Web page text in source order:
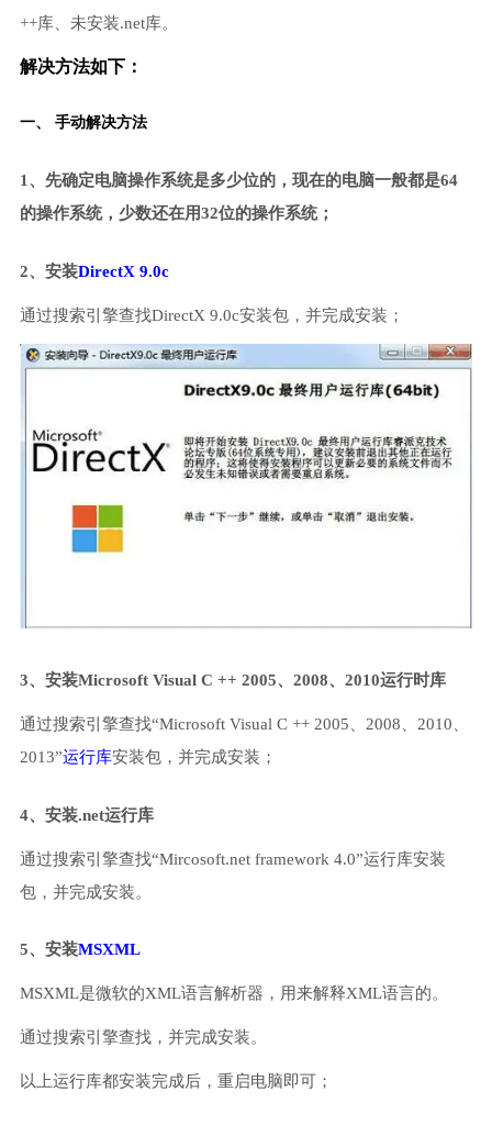
++库、未安装.net库。
解决方法如下：
一、 手动解决方法
1、先确定电脑操作系统是多少位的，现在的电脑一般都是64
的操作系统，少数还在用32位的操作系统；
2、安装DirectX 9.0c
通过搜索引擎查找DirectX 9.0c安装包，并完成安装；
3、安装Microsoft Visual C ++ 2005、2008、2010运行时库
通过搜索引擎查找“Microsoft Visual C ++ 2005、2008、2010、
2013”运行库安装包，并完成安装；
4、安装.net运行库
通过搜索引擎查找“Mircosoft.net framework 4.0”运行库安装
包，并完成安装。
5、安装MSXML
MSXML是微软的XML语言解析器，用来解释XML语言的。
通过搜索引擎查找，并完成安装。
以上运行库都安装完成后，重启电脑即可；